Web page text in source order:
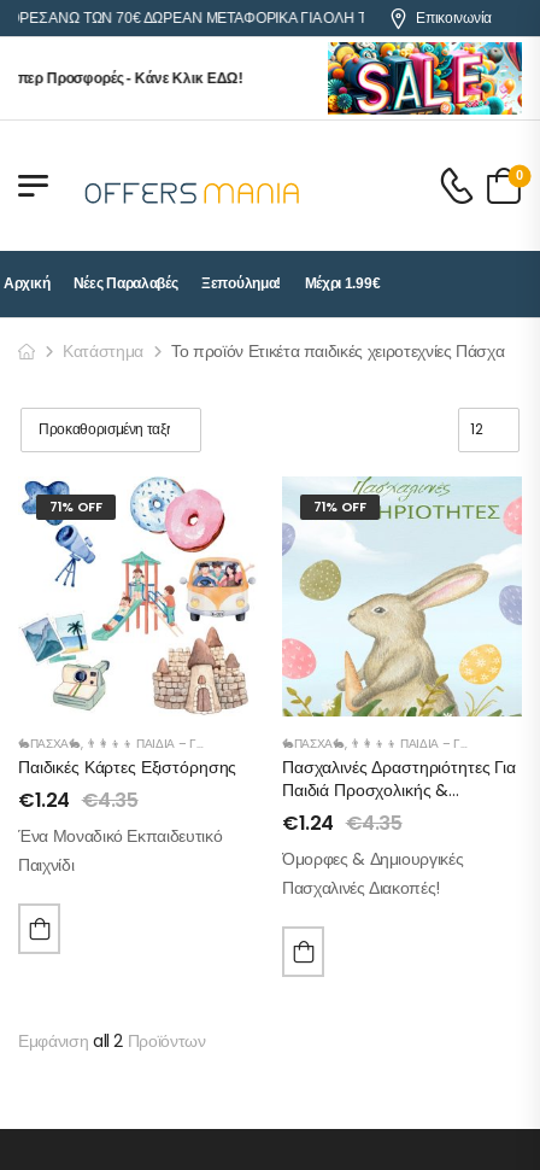
ΑΝΩ ΤΩΝ 70€ ΔΩΡΕΑΝ ΜΕΤΑΦΟΡΙΚΑ ΓΙΑ ΟΛΗ ΤΗΝ ΕΛΛΑΔΑΕπικοινωνία
Προσφορές - Κάνε Κλικ ΕΔΩ!
0
Αρχική Νέες Παραλαβές Ξεπούλημα! Μέχρι 1.99€
Κατάστημα Το προϊόν Ετικέτα παιδικές χειροτεχνίες Πάσχα
71% OFF
🐇ΠΑΣΧΑ🐇, 👨‍👩‍👦‍👦 ΠΑΙΔΙΆ – ΓΟΝΕΊΣ 👫 ΜΑΜΆ – ΜΠΑΜΠΆΣ, 🛴 ΠΑΙΧΝΊΔΙΑ
Παιδικές Κάρτες Εξιστόρησης
€1.24 €4.35
Ένα Μοναδικό Εκπαιδευτικό
Παιχνίδι
71% OFF
🐇ΠΑΣΧΑ🐇, 👨‍👩‍👦‍👦 ΠΑΙΔΙΆ – ΓΟΝΕΊΣ
Πασχαλινές Δραστηριότητες Για
Παιδιά Προσχολικής &
Πρώτης-Δευτέρας Δημοτικού
(PDF Εκτυπώσιμο)
€1.24 €4.35
Όμορφες & Δημιουργικές
Πασχαλινές Διακοπές!
Εμφάνιση all 2 Προϊόντων